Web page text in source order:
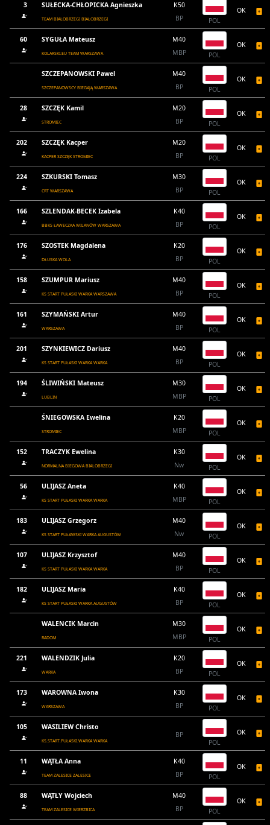
3 SUŁECKA-CHŁOPICKA Agnieszka
TEAM BIAŁOBRZEGI BIAŁOBRZEGI
K50
BP
POL
OK
60 SYGUŁA Mateusz
KOLARSKI.EU TEAM WARSZAWA
M40
MBP
POL
OK
SZCZEPANOWSKI Pawel
SZCZEPANOWSCY BIEGAJĄ WARSZAWA
M40
BP
POL
OK
28 SZCZĘK Kamil
STROMIEC
M20
BP
POL
OK
202 SZCZĘK Kacper
KACPER SZCZĘK STROMIEC
M20
BP
POL
OK
224 SZKURSKI Tomasz
CRT WARSZAWA
M30
BP
POL
OK
166 SZLENDAK-BECEK Izabela
BBKS ŁAWECZKA WILANÓW WARSZAWA
K40
BP
POL
OK
176 SZOSTEK Magdalena
DŁUSKA WOLA
K20
BP
POL
OK
158 SZUMPUR Mariusz
KS START PUŁASKI WARKA WARSZAWA
M40
BP
POL
OK
161 SZYMAŃSKI Artur
WARSZAWA
M40
BP
POL
OK
201 SZYNKIEWICZ Dariusz
KS START PUŁASKI WARKA WARKA
M40
BP
POL
OK
194 ŚLIWIŃSKI Mateusz
LUBLIN
M30
MBP
POL
OK
ŚNIEGOWSKA Ewelina
STROMIEC
K20
MBP
POL
OK
152 TRACZYK Ewelina
NORMALNA BIEGOWA BIALOBRZEGI
K30
Nw
POL
OK
56 ULIJASZ Aneta
KS START PUŁASKI WARKA WARKA
K40
MBP
POL
OK
183 ULIJASZ Grzegorz
KS START PUŁAWSKI WARKA AUGUSTÓW
M40
Nw
POL
OK
107 ULIJASZ Krzysztof
KS START PUŁASKI WARKA WARKA
M40
BP
POL
OK
182 ULIJASZ Maria
KS START PUŁASKI WARKA AUGUSTÓW
K40
BP
POL
OK
WALENCIK Marcin
RADOM
M30
MBP
POL
OK
221 WALENDZIK Julia
WARKA
K20
BP
POL
OK
173 WAROWNA Iwona
WARSZAWA
K30
BP
POL
OK
105 WASILIEW Christo
KS.START.PUŁASKI.WARKA WARKA
BP
POL
OK
11 WĄTŁA Anna
TEAM ZALESICE ZALESICE
K40
BP
POL
OK
88 WĄTŁY Wojciech
TEAM ZALESICE WIERZBICA
M40
BP
POL
OK